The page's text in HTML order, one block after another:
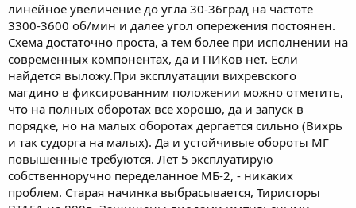
линейное увеличение до угла 30-36град на частоте
3300-3600 об/мин и далее угол опережения постоянен.
Схема достаточно проста, а тем более при исполнении на
современных компонентах, да и ПИКов нет. Если
найдется выложу.При эксплуатации вихревского
магдино в фиксированним положении можно отметить,
что на полных оборотах все хорошо, да и запуск в
порядке, но на малых оборотах дергается сильно (Вихрь
и так судорга на малых). Да и устойчивые обороты МГ
повышенные требуются. Лет 5 эксплуатирую
собственноручно переделанное МБ-2, - никаких
проблем. Старая начинка выбрасывается, Тиристоры